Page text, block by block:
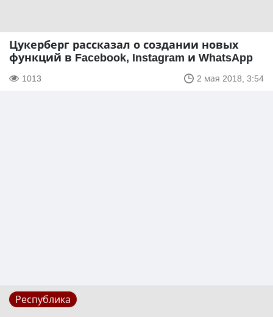
Цукерберг рассказал о создании новых
функций в Facebook, Instagram и WhatsApp
1013 2 мая 2018, 3:54
Республика